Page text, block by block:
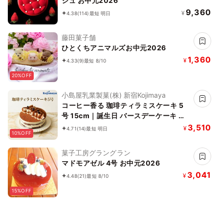
4.38(114)最短 明日 ¥ 9,360
20%OFF
藤田菓子舗
ひとくちアニマルズお中元2026
4.33(9)最短 8/10 ¥1,360
10%OFF
小島屋乳業製菓(株) 新宿Kojimaya
コーヒー香る 珈琲ティラミスケーキ 5
号 15cm｜誕生日 バースデーケーキ 名
入れ メッセージ チョコプレート 対応 お
4.71(14)最短 明日 ¥ 3,510
15%OFF
菓子工房グラングラン
マドモアゼル 4号 お中元2026
4.48(21)最短 8/10 ¥ 3,041